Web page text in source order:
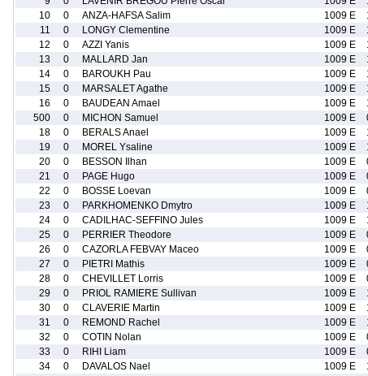
10
0 ANZA-HAFSA Salim 1009 E
11
0 LONGY Clementine 1009 E
12
0 AZZI Yanis 1009 E
13
0 MALLARD Jan 1009 E
14
0 BAROUKH Pau 1009 E
15
0 MARSALET Agathe 1009 E
16
0 BAUDEAN Amael 1009 E
500
0 MICHON Samuel 1009 E
18
0 BERALS Anael 1009 E
19
0 MOREL Ysaline 1009 E
20
0 BESSON Ilhan 1009 E
21
0 PAGE Hugo 1009 E
22
0 BOSSE Loevan 1009 E
23
0 PARKHOMENKO Dmytro 1009 E
24
0 CADILHAC-SEFFINO Jules 1009 E
25
0 PERRIER Theodore 1009 E
26
0 CAZORLA FEBVAY Maceo 1009 E
27
0 PIETRI Mathis 1009 E
28
0 CHEVILLET Lorris 1009 E
29
0 PRIOL RAMIERE Sullivan 1009 E
30
0 CLAVERIE Martin 1009 E
31
0 REMOND Rachel 1009 E
32
0 COTIN Nolan 1009 E
33
0 RIHI Liam 1009 E
34
0 DAVALOS Nael 1009 E